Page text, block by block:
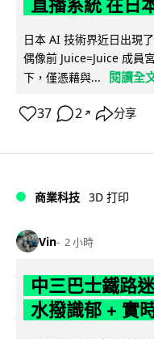
直播系統 在日
日本 AI 技術界近日出現
偶像前 Juice=Juice 成員
下，僅憑藉與...
閱讀全
37 2 ↗ 分享
商業科技 3D 打印
Vin 2 小時
中三巴士鐵路
水撥識郁 + 實